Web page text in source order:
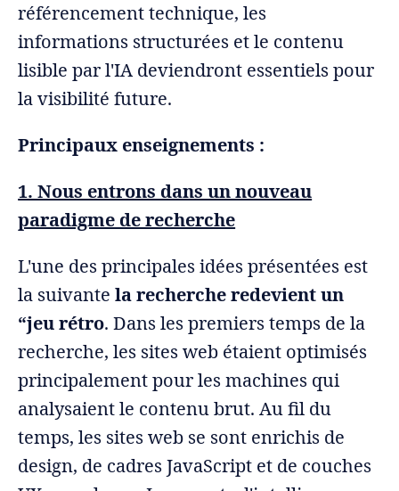
référencement technique, les
informations structurées et le contenu
lisible par l'IA deviendront essentiels pour
la visibilité future.
Principaux enseignements :
1. Nous entrons dans un nouveau
paradigme de recherche
L'une des principales idées présentées est
la suivantela recherche redevient un
“jeu rétro. Dans les premiers temps de la
recherche, les sites web étaient optimisés
principalement pour les machines qui
analysaient le contenu brut. Au fil du
temps, les sites web se sont enrichis de
design, de cadres JavaScript et de couches